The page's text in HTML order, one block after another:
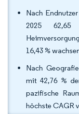
Nach
2025
16,43 %
Nach
mit 42,76 %
pazifische
höchste CAGR